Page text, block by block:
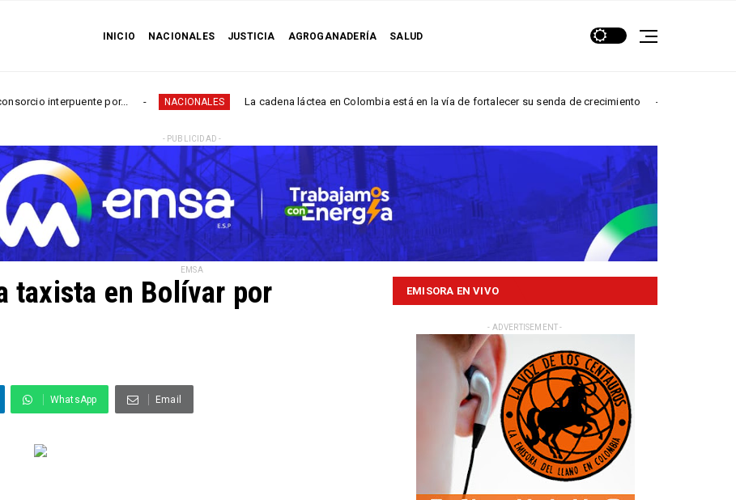
INICIO NACIONALES JUSTICIA AGROGANADERÍA SALUD
por... NACIONALES La cadena láctea en Colombia está en la vía de fortalecer su senda de crecimiento NACIONALES
- PUBLICIDAD -
EMSA
taxista en Bolívar por
WhatsApp Email
EMISORA EN VIVO
- ADVERTISEMENT -